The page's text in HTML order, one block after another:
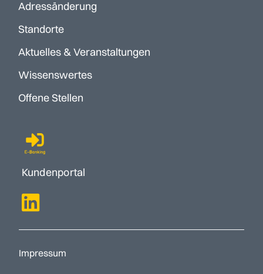
Adressänderung
Standorte
Aktuelles & Veranstaltungen
Wissenswertes
Offene Stellen
Kundenportal
Impressum